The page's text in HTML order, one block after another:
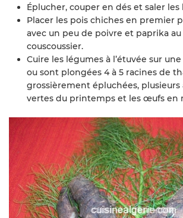
Éplucher, couper en dés et saler les
Placer les pois chiches en premier
avec un peu de poivre et paprika au
couscoussier.
Cuire les légumes à l’étuvée sur
ou sont plongées 4 à 5 racines de
grossièrement épluchées, plusieurs
vertes du printemps et les œufs en